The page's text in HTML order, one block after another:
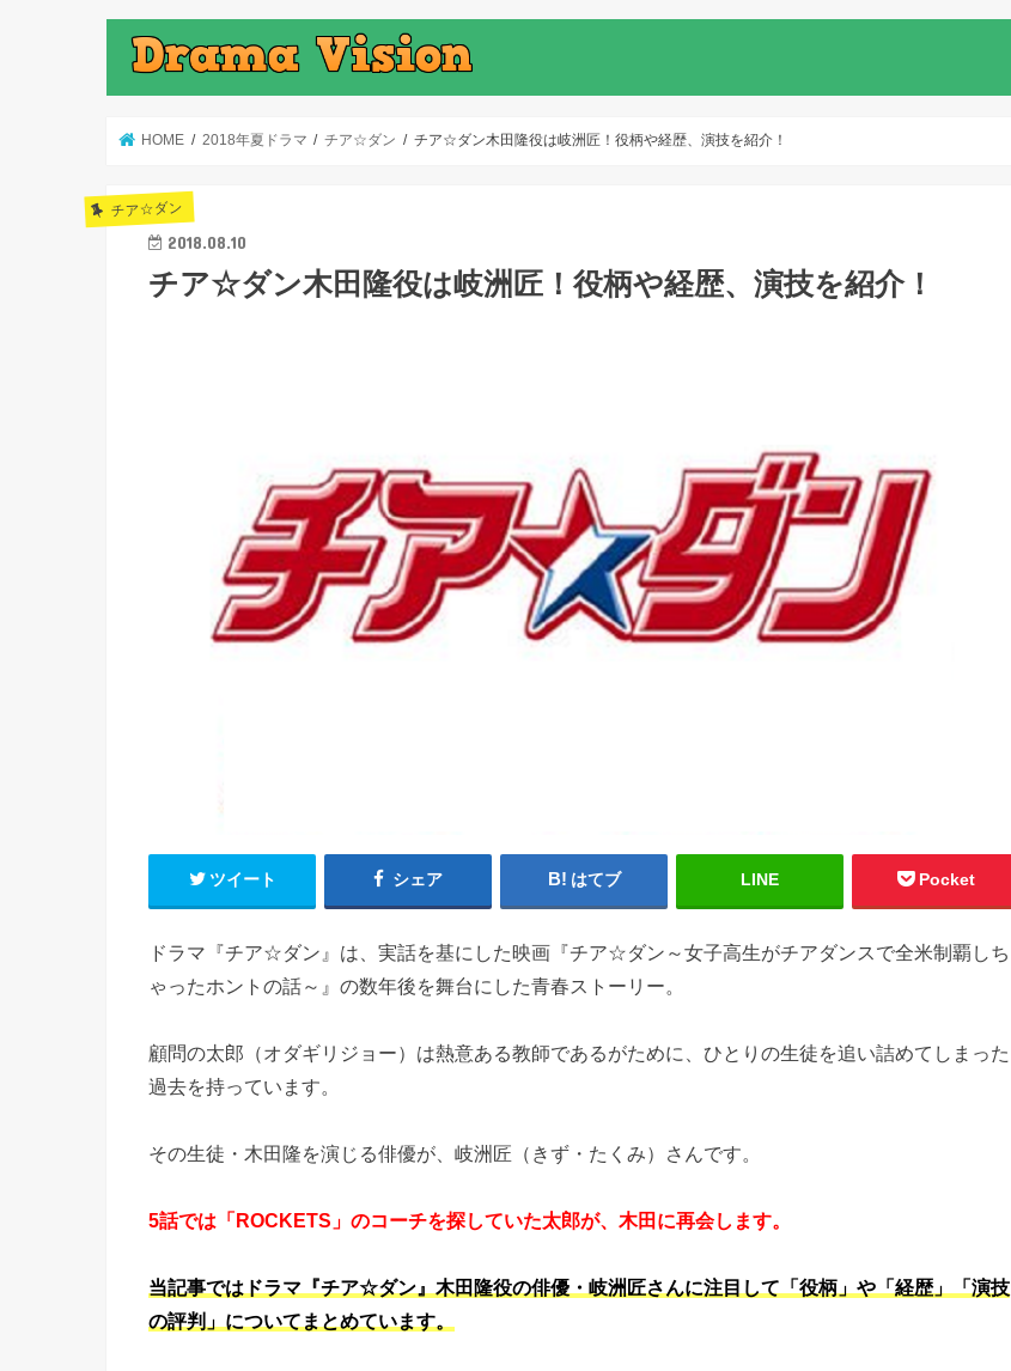
HOME 2018年夏ドラマ チア☆ダン チア☆ダン木田隆役は岐洲匠！役柄や経歴、演技を紹介！
チア☆ダン
2018.08.10
チア☆ダン木田隆役は岐洲匠！役柄や経歴、演技を紹介！
ツイート シェア はてブ LINE Pocket
ドラマ『チア☆ダン』は、実話を基にした映画『チア☆ダン～女子高生がチアダンスで全米制覇しち
ゃったホントの話～』の数年後を舞台にした青春ストーリー。
顧問の太郎（オダギリジョー）は熱意ある教師であるがために、ひとりの生徒を追い詰めてしまった
過去を持っています。
その生徒・木田隆を演じる俳優が、岐洲匠（きず・たくみ）さんです。
5話では「ROCKETS」のコーチを探していた太郎が、木田に再会します。
当記事ではドラマ『チア☆ダン』木田隆役の俳優・岐洲匠さんに注目して「役柄」や「経歴」「演技
の評判」についてまとめています。